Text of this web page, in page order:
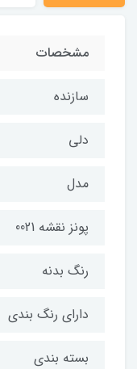
مشخصات
سازنده
دلی
مدل
پونز نقشه 0021
رنگ بدنه
دارای رنگ بندی
بسته بندی